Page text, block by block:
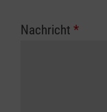
Nachricht *